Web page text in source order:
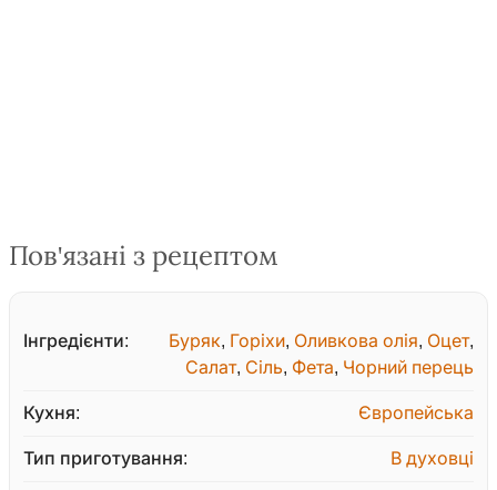
Пов'язані з рецептом
Інгредієнти: Буряк, Горіхи, Оливкова олія, Оцет,
Салат, Сіль, Фета, Чорний перець
Кухня: Європейська
Тип приготування: В духовці